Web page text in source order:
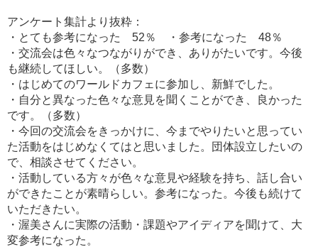
アンケート集計より抜粋：
・とても参考になった 52％ ・参考になった 48％
・交流会は色々なつながりができ、ありがたいです。今後
も継続してほしい。（多数）
・はじめてのワールドカフェに参加し、新鮮でした。
・自分と異なった色々な意見を聞くことができ、良かった
です。（多数）
・今回の交流会をきっかけに、今までやりたいと思ってい
た活動をはじめなくてはと思いました。団体設立したいの
で、相談させてください。
・活動している方々が色々な意見や経験を持ち、話し合い
ができたことが素晴らしい。参考になった。今後も続けて
いただきたい。
・渥美さんに実際の活動・課題やアイディアを聞けて、大
変参考になった。